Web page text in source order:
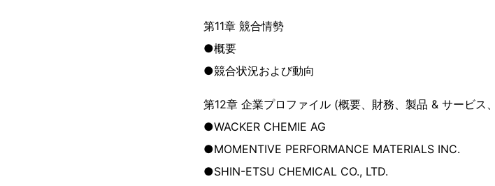
第11章 競合情勢
●概要
●競合状況および動向
第12章 企業プロファイル (概要、財務、製品 & サービス
●WACKER CHEMIE AG
●MOMENTIVE PERFORMANCE MATERIALS INC.
●SHIN-ETSU CHEMICAL CO., LTD.